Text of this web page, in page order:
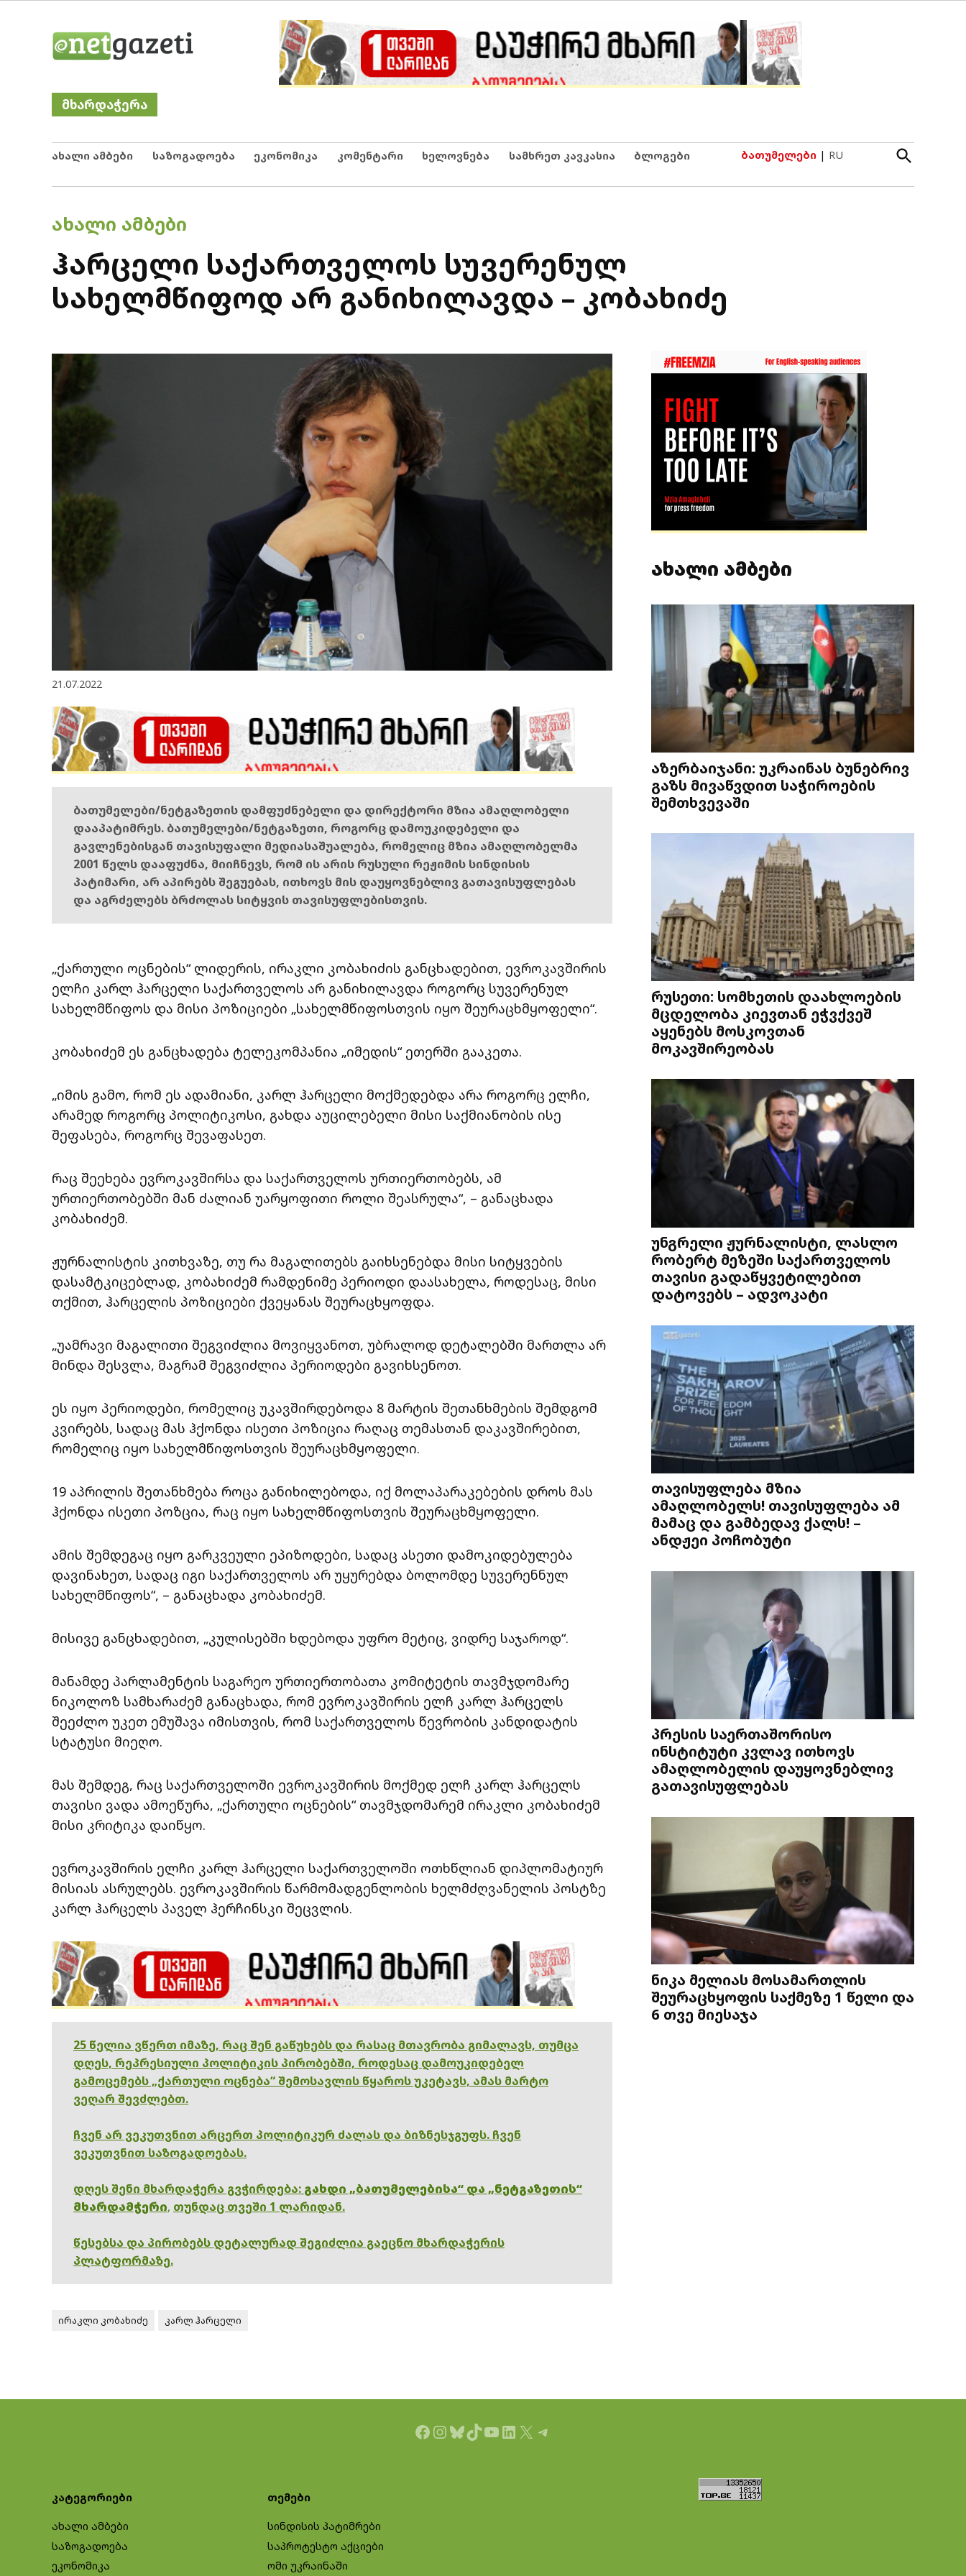
Netgazeti
მხარდაჭერა
ახალი ამბები საზოგადოება ეკონომიკა კომენტარი ხელოვნება სამხრეთ კავკასია ბლოგები ბათუმელები | RU
Open
Search
POSTED
ᲐᲮᲐᲚᲘ ᲐᲛᲑᲔᲑᲘ
ჰარცელი საქართველოს სუვერენულ
სახელმწიფოდ არ განიხილავდა – კობახიძე
21.07.2022
ბათუმელები/ნეტგაზეთის დამფუძნებელი და დირექტორი მზია ამაღლობელი
დააპატიმრეს. ბათუმელები/ნეტგაზეთი, როგორც დამოუკიდებელი და
გავლენებისგან თავისუფალი მედიასაშუალება, რომელიც მზია ამაღლობელმა
2001 წელს დააფუძნა, მიიჩნევს, რომ ის არის რუსული რეჟიმის სინდისის
პატიმარი, არ აპირებს შეგუებას, ითხოვს მის დაუყოვნებლივ გათავისუფლებას
და აგრძელებს ბრძოლას სიტყვის თავისუფლებისთვის.
„ქართული ოცნების“ ლიდერის, ირაკლი კობახიძის განცხადებით, ევროკავშირის
ელჩი კარლ ჰარცელი საქართველოს არ განიხილავდა როგორც სუვერენულ
სახელმწიფოს და მისი პოზიციები „სახელმწიფოსთვის იყო შეურაცხმყოფელი“.
კობახიძემ ეს განცხადება ტელეკომპანია „იმედის“ ეთერში გააკეთა.
„იმის გამო, რომ ეს ადამიანი, კარლ ჰარცელი მოქმედებდა არა როგორც ელჩი,
არამედ როგორც პოლიტიკოსი, გახდა აუცილებელი მისი საქმიანობის ისე
შეფასება, როგორც შევაფასეთ.
რაც შეეხება ევროკავშირსა და საქართველოს ურთიერთობებს, ამ
ურთიერთობებში მან ძალიან უარყოფითი როლი შეასრულა“, – განაცხადა
კობახიძემ.
ჟურნალისტის კითხვაზე, თუ რა მაგალითებს გაიხსენებდა მისი სიტყვების
დასამტკიცებლად, კობახიძემ რამდენიმე პერიოდი დაასახელა, როდესაც, მისი
თქმით, ჰარცელის პოზიციები ქვეყანას შეურაცხყოფდა.
„უამრავი მაგალითი შეგვიძლია მოვიყვანოთ, უბრალოდ დეტალებში მართლა არ
მინდა შესვლა, მაგრამ შეგვიძლია პერიოდები გავიხსენოთ.
ეს იყო პერიოდები, რომელიც უკავშირდებოდა 8 მარტის შეთანხმების შემდგომ
კვირებს, სადაც მას ჰქონდა ისეთი პოზიცია რაღაც თემასთან დაკავშირებით,
რომელიც იყო სახელმწიფოსთვის შეურაცხმყოფელი.
19 აპრილის შეთანხმება როცა განიხილებოდა, იქ მოლაპარაკებების დროს მას
ჰქონდა ისეთი პოზცია, რაც იყო სახელმწიფოსთვის შეურაცხმყოფელი.
ამის შემდეგაც იყო გარკვეული ეპიზოდები, სადაც ასეთი დამოკიდებულება
დავინახეთ, სადაც იგი საქართველოს არ უყურებდა ბოლომდე სუვერენნულ
სახელმწიფოს“, – განაცხადა კობახიძემ.
მისივე განცხადებით, „კულისებში ხდებოდა უფრო მეტიც, ვიდრე საჯაროდ“.
მანამდე პარლამენტის საგარეო ურთიერთობათა კომიტეტის თავმჯდომარე
ნიკოლოზ სამხარაძემ განაცხადა, რომ ევროკავშირის ელჩ კარლ ჰარცელს
შეეძლო უკეთ ემუშავა იმისთვის, რომ საქართველოს წევრობის კანდიდატის
სტატუსი მიეღო.
მას შემდეგ, რაც საქართველოში ევროკავშირის მოქმედ ელჩ კარლ ჰარცელს
თავისი ვადა ამოეწურა, „ქართული ოცნების“ თავმჯდომარემ ირაკლი კობახიძემ
მისი კრიტიკა დაიწყო.
ევროკავშირის ელჩი კარლ ჰარცელი საქართველოში ოთხწლიან დიპლომატიურ
მისიას ასრულებს. ევროკავშირის წარმომადგენლობის ხელმძღვანელის პოსტზე
კარლ ჰარცელს პაველ ჰერჩინსკი შეცვლის.
25 წელია ვწერთ იმაზე, რაც შენ გაწუხებს და რასაც მთავრობა გიმალავს, თუმცა
დღეს, რეპრესიული პოლიტიკის პირობებში, როდესაც დამოუკიდებელ
გამოცემებს „ქართული ოცნება“ შემოსავლის წყაროს უკეტავს, ამას მარტო
ვეღარ შევძლებთ.
ჩვენ არ ვეკუთვნით არცერთ პოლიტიკურ ძალას და ბიზნესჯგუფს. ჩვენ
ვეკუთვნით საზოგადოებას.
დღეს შენი მხარდაჭერა გვჭირდება: გახდი „ბათუმელებისა“ და „ნეტგაზეთის“
მხარდამჭერი, თუნდაც თვეში 1 ლარიდან.
წესებსა და პირობებს დეტალურად შეგიძლია გაეცნო მხარდაჭერის
პლატფორმაზე.
ირაკლი კობახიძე კარლ ჰარცელი
ახალი ამბები
აზერბაიჯანი: უკრაინას ბუნებრივ
გაზს მივაწვდით საჭიროების
შემთხვევაში
რუსეთი: სომხეთის დაახლოების
მცდელობა კიევთან ეჭვქვეშ
აყენებს მოსკოვთან
მოკავშირეობას
უნგრელი ჟურნალისტი, ლასლო
რობერტ მეზეში საქართველოს
თავისი გადაწყვეტილებით
დატოვებს – ადვოკატი
თავისუფლება მზია
ამაღლობელს! თავისუფლება ამ
მამაც და გამბედავ ქალს! –
ანდჟეი პოჩობუტი
პრესის საერთაშორისო
ინსტიტუტი კვლავ ითხოვს
ამაღლობელის დაუყოვნებლივ
გათავისუფლებას
ნიკა მელიას მოსამართლის
შეურაცხყოფის საქმეზე 1 წელი და
6 თვე მიესაჯა
Facebook
Instagram
Bluesky
TikTok
YouTube
LinkedIn
X Telegram
კატეგორიები
ახალი ამბები
საზოგადოება
ეკონომიკა
თემები
სინდისის პატიმრები
საპროტესტო აქციები
ომი უკრაინაში